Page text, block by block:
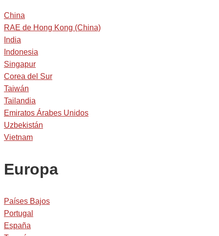
China
RAE de Hong Kong (China)
India
Indonesia
Singapur
Corea del Sur
Taiwán
Tailandia
Emiratos Árabes Unidos
Uzbekistán
Vietnam
Europa
Países Bajos
Portugal
España